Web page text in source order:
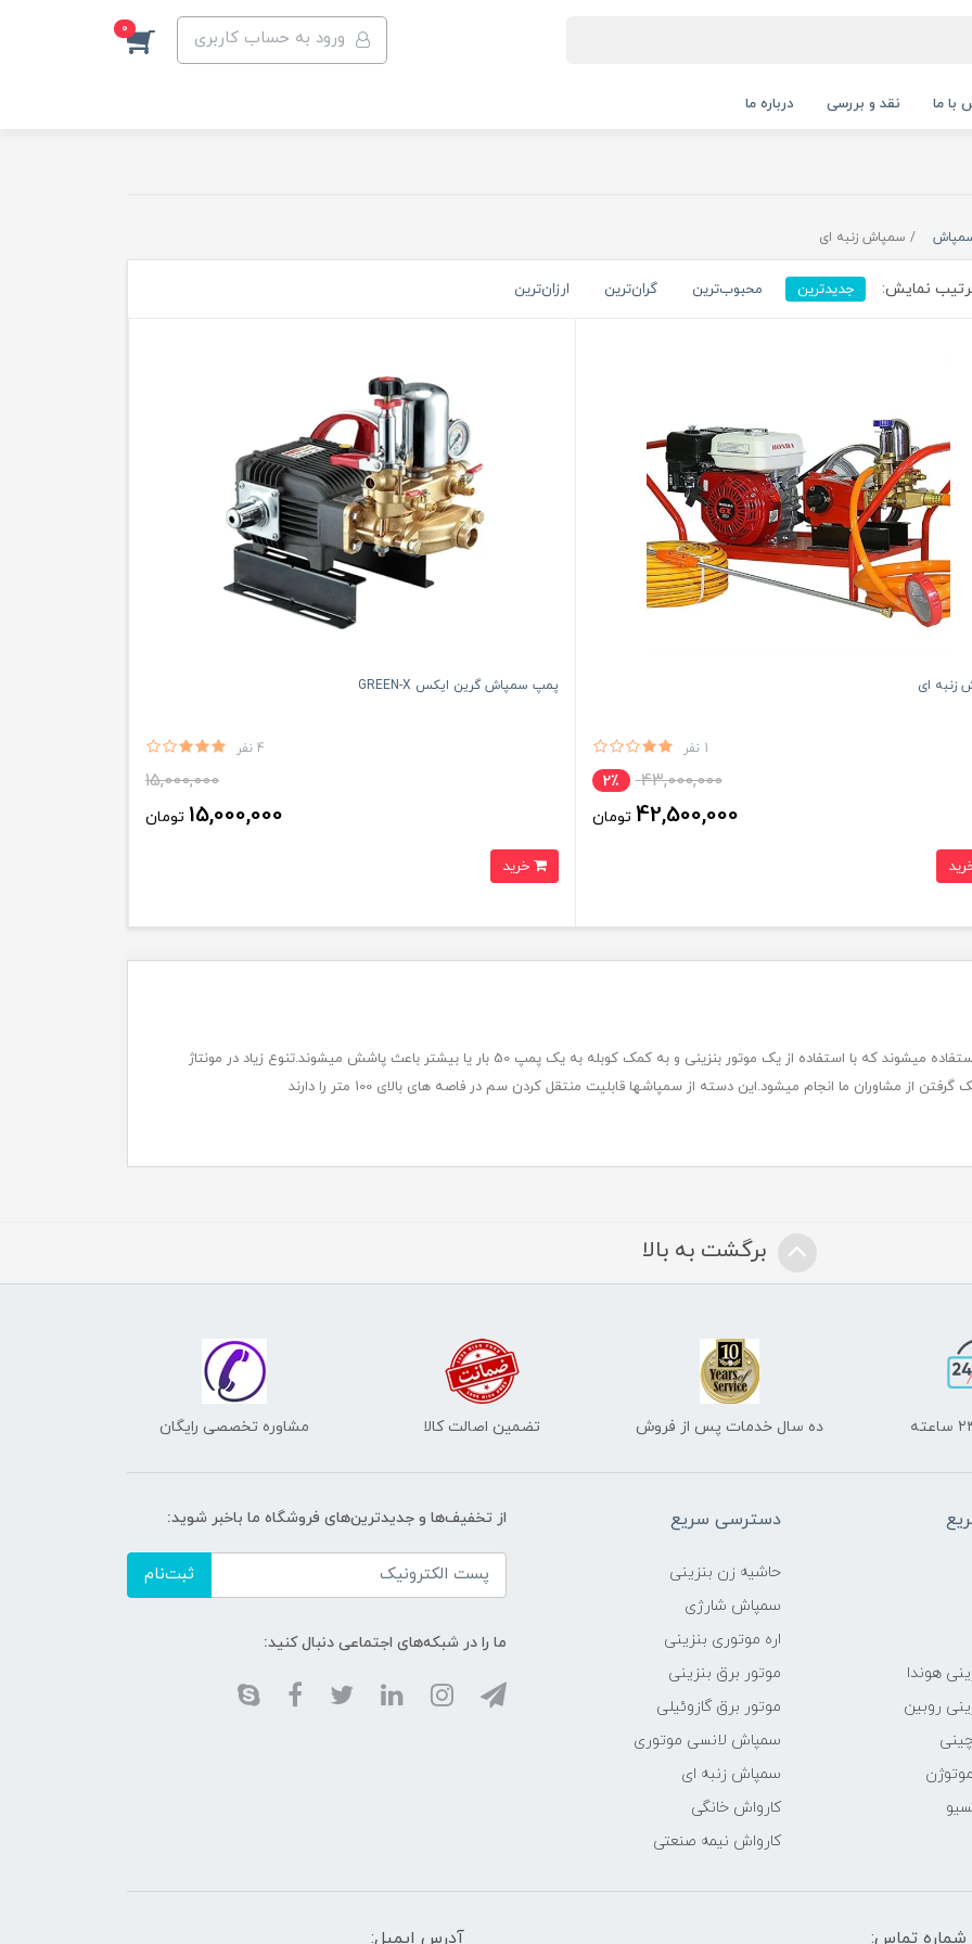
ورود به حساب کاربری 0
با ما نقد و بررسی درباره ما
سمپاش زنبه ای
نمایش: جدیدترین محبوب‌ترین گران‌ترین ارزان‌ترین
زنبه ای
1 نفر
43,000,000 2٪
42,500,000 تومان
پمپ سمپاش گرین ایکس GREEN-X
4 نفر
15,000,000
15,000,000 تومان
خرید
این دسته از سمپاش ها برای سمپاشی در مقادیر زیاد استفاده میشوند که با استفاده از یک موتور بنزینی و به کمک کوبله به یک پمپ 50 بار یا بیشتر باعث پاشش میشوند.تنوع زیاد در مونتاژ
از مشاوران ما انجام میشود.این دسته از سمپاشها قابلیت منتقل کردن سم در فاصه های بالای 100 متر را دارند
برگشت به بالا
ده سال خدمات پس از فروش تضمین اصالت کالا مشاوره تخصصی رایگان
هوندا
روبین
دسترسی سریع
حاشیه زن بنزینی
سمپاش شارژی
اره موتوری بنزینی
موتور برق بنزینی
موتور برق گازوئیلی
سمپاش لانسی موتوری
سمپاش زنبه ای
کارواش خانگی
کارواش نیمه صنعتی
از تخفیف‌ها و جدیدترین‌های فروشگاه ما باخبر شوید:
ثبت‌نام
ما را در شبکه‌های اجتماعی دنبال کنید:
شماره تماس: آدرس ایمیل: